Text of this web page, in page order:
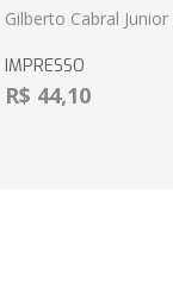
Gilberto Cabral Junior
IMPRESSO
R$ 44,10